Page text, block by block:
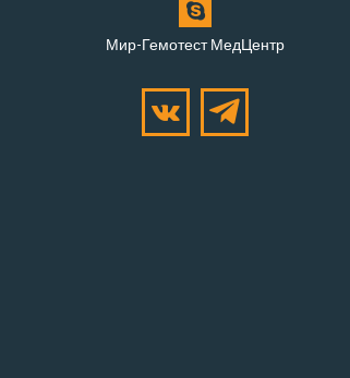
Мир-Гемотест МедЦентр